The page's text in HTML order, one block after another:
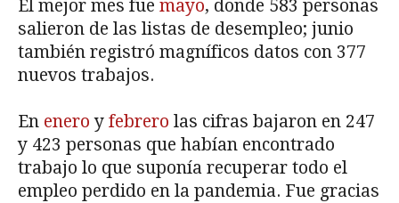
El mejor mes fue mayo, donde 583 personas
salieron de las listas de desempleo; junio
también registró magníficos datos con 377
nuevos trabajos.
En enero y febrero las cifras bajaron en 247
y 423 personas que habían encontrado
trabajo lo que suponía recuperar todo el
empleo perdido en la pandemia. Fue gracias